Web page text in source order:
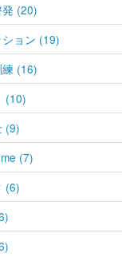
発 (20)
ョン (19)
(16)
(10)
(9)
(7)
(6)